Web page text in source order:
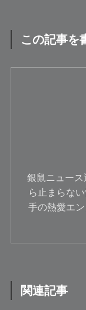
この記事を
銀鼠ニュー
ら止まらな
手の熱愛エ
関連記事